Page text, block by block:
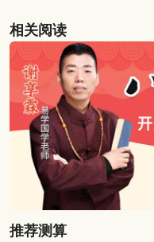
相关阅读
推荐测算